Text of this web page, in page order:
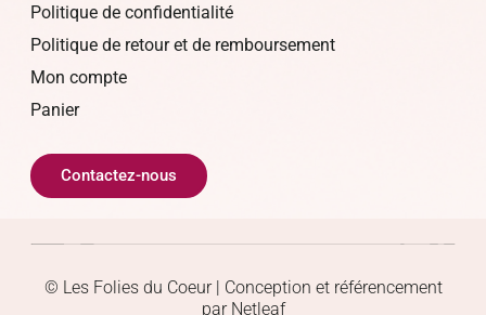
Politique de confidentialité
Politique de retour et de remboursement
Mon compte
Panier
Contactez-nous
© Les Folies du Coeur | Conception et référencement
par Netleaf